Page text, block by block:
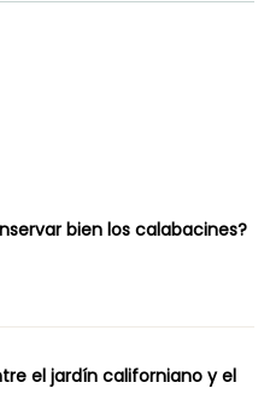
bien los calabacines?
el jardín californiano y el